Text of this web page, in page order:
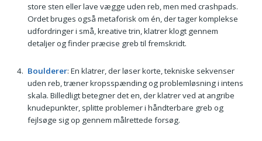
store sten eller lave vægge uden reb, men med crashpads.
Ordet bruges også metaforisk om én, der tager komplekse
udfordringer i små, kreative trin, klatrer klogt gennem
detaljer og finder præcise greb til fremskridt.
Boulderer: En klatrer, der løser korte, tekniske sekvenser
uden reb, træner kropsspænding og problemløsning i intens
skala. Billedligt betegner det en, der klatrer ved at angribe
knudepunkter, splitte problemer i håndterbare greb og
fejlsøge sig op gennem målrettede forsøg.